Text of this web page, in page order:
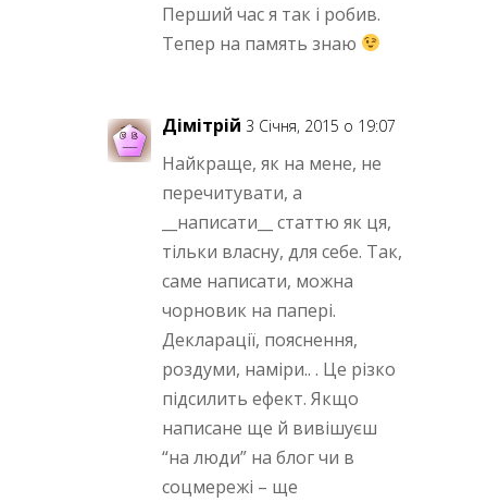
Перший час я так і робив.
Тепер на память знаю
Дімітрій 3 Січня, 2015 о 19:07
Найкраще, як на мене, не
перечитувати, а
__написати__ статтю як ця,
тільки власну, для себе. Так,
саме написати, можна
чорновик на папері.
Декларації, пояснення,
роздуми, наміри.. . Це різко
підсилить ефект. Якщо
написане ще й вивішуєш
“на люди” на блог чи в
соцмережі – ще